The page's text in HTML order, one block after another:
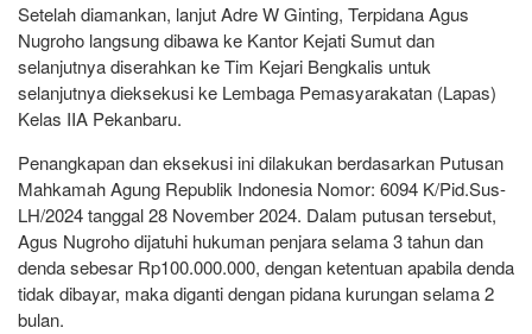
Setelah diamankan, lanjut Adre W Ginting, Terpidana Agus
Nugroho langsung dibawa ke Kantor Kejati Sumut dan
selanjutnya diserahkan ke Tim Kejari Bengkalis untuk
selanjutnya dieksekusi ke Lembaga Pemasyarakatan (Lapas)
Kelas IIA Pekanbaru.
Penangkapan dan eksekusi ini dilakukan berdasarkan Putusan
Mahkamah Agung Republik Indonesia Nomor: 6094 K/Pid.Sus-
LH/2024 tanggal 28 November 2024. Dalam putusan tersebut,
Agus Nugroho dijatuhi hukuman penjara selama 3 tahun dan
denda sebesar Rp100.000.000, dengan ketentuan apabila denda
tidak dibayar, maka diganti dengan pidana kurungan selama 2
bulan.